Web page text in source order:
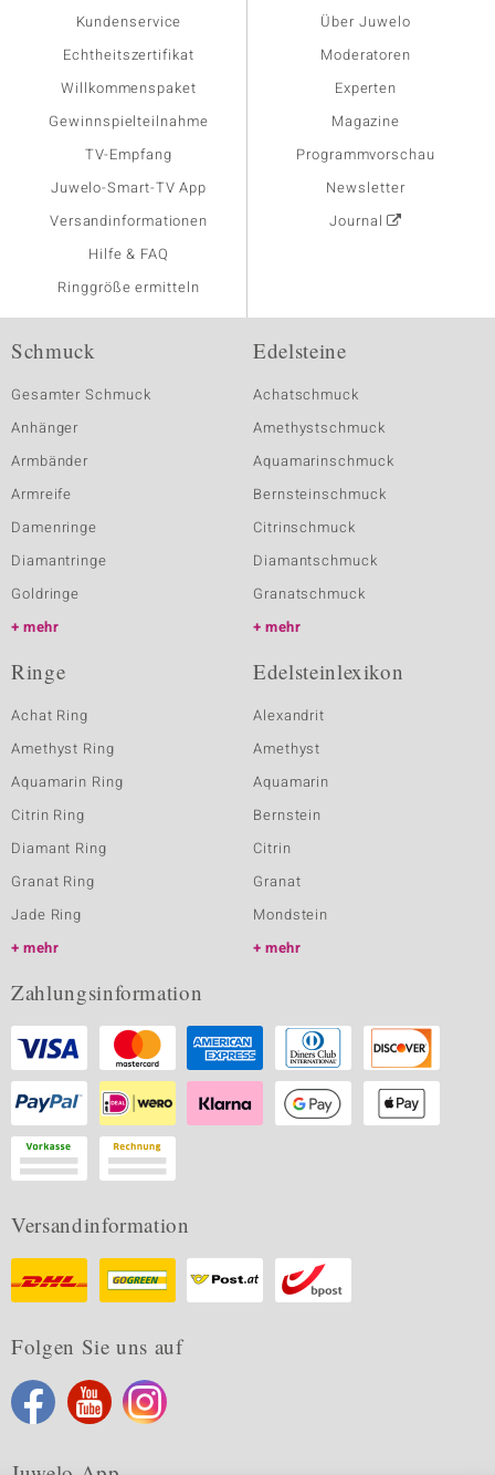
Kundenservice
Echtheitszertifikat
Willkommenspaket
Gewinnspielteilnahme
TV-Empfang
Juwelo-Smart-TV App
Versandinformationen
Hilfe & FAQ
Ringgröße ermitteln
Über Juwelo
Moderatoren
Experten
Magazine
Programmvorschau
Newsletter
Journal
Schmuck
Gesamter Schmuck
Anhänger
Armbänder
Armreife
Damenringe
Diamantringe
Goldringe
mehr
Edelsteine
Achatschmuck
Amethystschmuck
Aquamarinschmuck
Bernsteinschmuck
Citrinschmuck
Diamantschmuck
Granatschmuck
mehr
Ringe
Achat Ring
Amethyst Ring
Aquamarin Ring
Citrin Ring
Diamant Ring
Granat Ring
Jade Ring
mehr
Edelsteinlexikon
Alexandrit
Amethyst
Aquamarin
Bernstein
Citrin
Granat
Mondstein
mehr
Zahlungsinformation
Versandinformation
Folgen Sie uns auf